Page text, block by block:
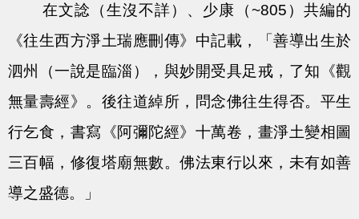
在文諗（生沒不詳）、少康（~805）共編的
《往生西方淨土瑞應刪傳》中記載，「善導出生於
泗州（一說是臨淄），與妙開受具足戒，了知《觀
無量壽經》。後往道綽所，問念佛往生得否。平生
行乞食，書寫《阿彌陀經》十萬卷，畫淨土變相圖
三百幅，修復塔廟無數。佛法東行以來，未有如善
導之盛德。」